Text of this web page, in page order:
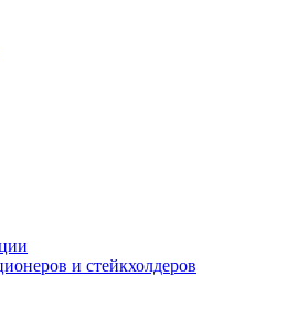
и стейкхолдеров